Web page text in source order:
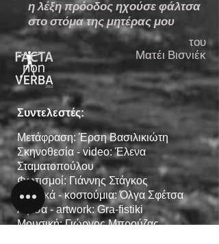
η λέξη πρόοδος ηχούσε φάλτσα
στο στόματης μητέρας μου
του
Ματέι Βισνιέκ
Συντελεστές:
Μετάφραση: Έρση Βασιλικιώτη
Σκηνοθεσία - video: Έλενα
Σταματοπούλου
Φωτισμοί: Γιάννης Στάγκος
Σκηνικά - κοστούμια: Όλγα Σφέτσα
Αφίσα - artwork: Gra-fistiki
Μουσική: Γιώργος Μπρούζας